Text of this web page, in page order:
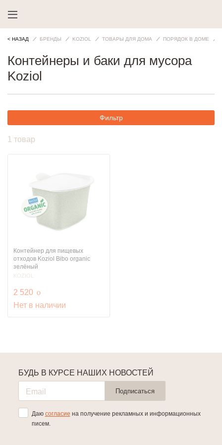
< НАЗАД БРЕНДЫ KOZIOL ТОВАРЫ ДЛЯ ДОМА ПОРЯДОК В ДОМЕ
Контейнеры и баки для мусора
Koziol
Фильтр
1 товар
Контейнер для пищевых
отходов Koziol Bibo organic
зелёный
KOZIOL
2 520 руб.
o
Нет в наличии
БУДЬ В КУРСЕ НАШИХ НОВОСТЕЙ
Подписаться
Даю согласие на получение рекламных и информационных
писем.